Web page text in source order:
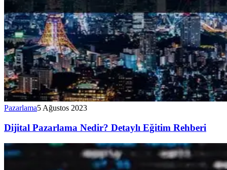
Pazarlama5 Ağustos 2023
Dijital Pazarlama Nedir? Detaylı Eğitim Rehberi